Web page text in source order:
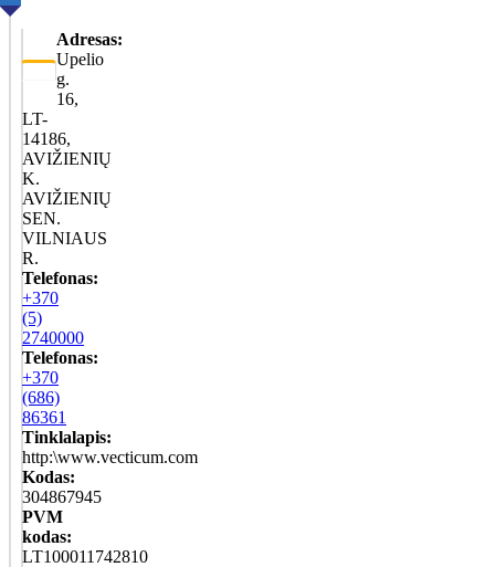
Adresas:
Upelio
g.
16,
LT-
14186,
AVIŽIENIŲ
K.
AVIŽIENIŲ
SEN.
VILNIAUS
R.
Telefonas:
+370
(5)
2740000
Telefonas:
+370
(686)
86361
Tinklalapis:
http:\www.vecticum.com
Kodas:
304867945
PVM
kodas:
LT100011742810